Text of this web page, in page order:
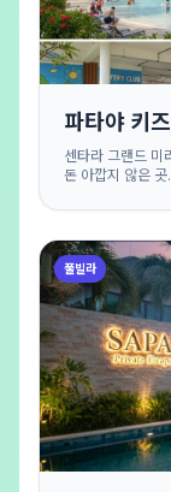
파타야 키
센타라 그랜드 미
돈 아깝지 않은 곳.
풀빌라